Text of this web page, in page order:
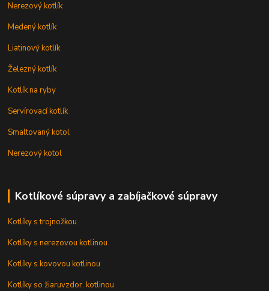
Nerezový kotlík
Medený kotlík
Liatinový kotlík
Železný kotlík
Kotlík na ryby
Servírovací kotlík
Smaltovaný kotol
Nerezový kotol
Kotlíkové súpravy a zabíjačkové súpravy
Kotlíky s trojnožkou
Kotlíky s nerezovou kotlinou
Kotlíky s kovovou kotlinou
Kotlíky so žiaruvzdor. kotlinou